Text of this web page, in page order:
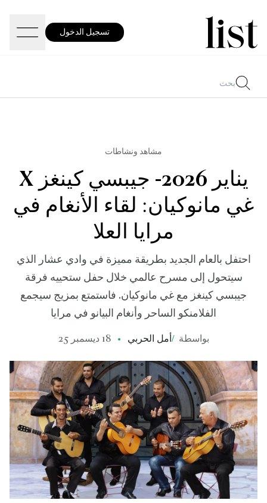
تسجيل الدخول
مشاهد ونشاطات
يناير 2026- جيبسي كينغز X
غي مانوكيان: لقاء الأنغام في
مرايا العلا
احتفل بالعام الجديد بطريقة مميزة في وادي عشار الذي
سيتحول إلى مسرح عالمي خلال حفل ستحييه فرقة
جيبسي كينغز مع غي مانوكيان. فاستمتع بمزيج سيجمع
الفلامنكو الساحر وأنغام البيانو في مرايا
بواسطة / أمل الحربي 18 ديسمبر 25